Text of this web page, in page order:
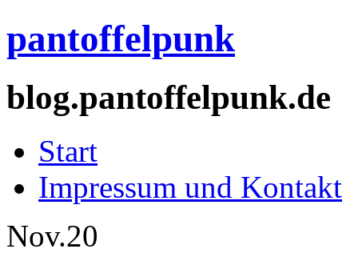
pantoffelpunk
blog.pantoffelpunk.de
Start
Impressum und Kontakt
Nov.20